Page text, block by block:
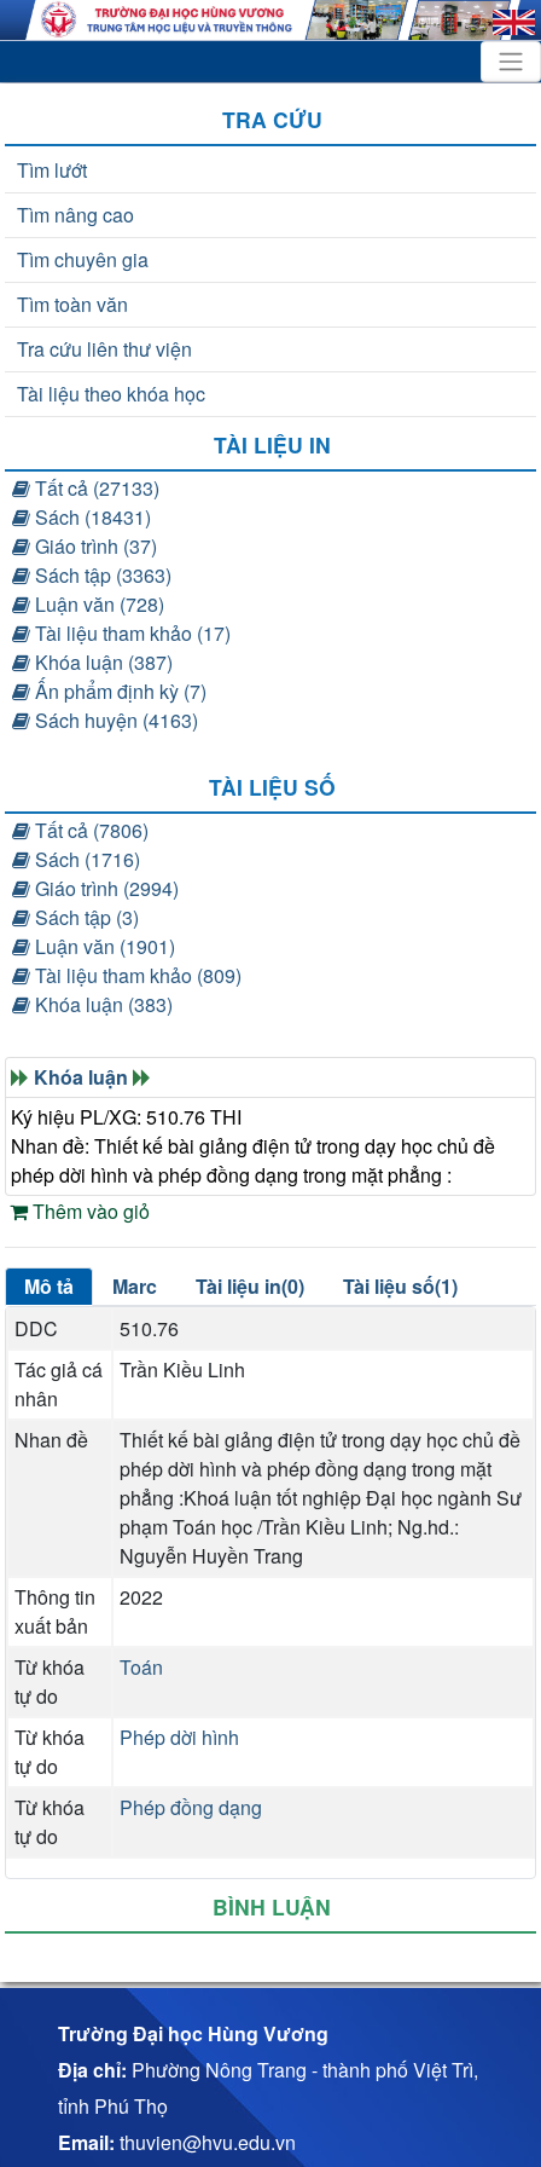
TRA CỨU
Tìm lướt
Tìm nâng cao
Tìm chuyên gia
Tìm toàn văn
Tra cứu liên thư viện
Tài liệu theo khóa học
TÀI LIỆU IN
Tất cả (27133)
Sách (18431)
Giáo trình (37)
Sách tập (3363)
Luận văn (728)
Tài liệu tham khảo (17)
Khóa luận (387)
Ấn phẩm định kỳ (7)
Sách huyện (4163)
TÀI LIỆU SỐ
Tất cả (7806)
Sách (1716)
Giáo trình (2994)
Sách tập (3)
Luận văn (1901)
Tài liệu tham khảo (809)
Khóa luận (383)
Khóa luận
Ký hiệu PL/XG: 510.76 THI
Nhan đề: Thiết kế bài giảng điện tử trong dạy học chủ đề
phép dời hình và phép đồng dạng trong mặt phẳng :
Thêm vào giỏ
Mô tả Marc Tài liệu in(0)
Tài liệu số(1)
DDC
510.76
Tác giả cá
nhân
Trần Kiều Linh
Nhan đề
Thiết kế bài giảng điện tử trong dạy học chủ đề
phép dời hình và phép đồng dạng trong mặt
phẳng :Khoá luận tốt nghiệp Đại học ngành Sư
phạm Toán học /Trần Kiều Linh; Ng.hd.:
Nguyễn Huyền Trang
Thông tin
xuất bản
2022
Từ khóa
tự do
Toán
Từ khóa
tự do
Phép dời hình
Từ khóa
tự do
Phép đồng dạng
BÌNH LUẬN
Trường Đại học Hùng Vương
Địa chỉ: Phường Nông Trang - thành phố Việt Trì,
tỉnh Phú Thọ
Email: thuvien@hvu.edu.vn